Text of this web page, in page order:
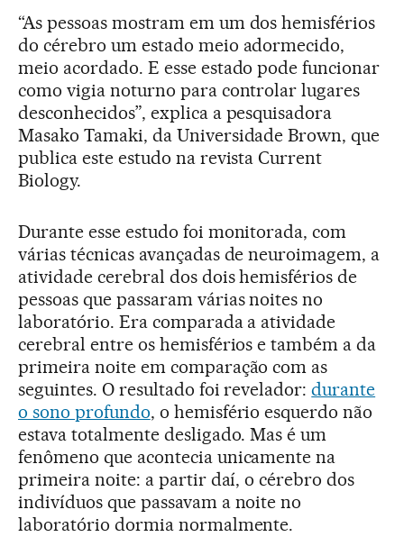
“As pessoas mostram em um dos hemisférios
do cérebro um estado meio adormecido,
meio acordado. E esse estado pode funcionar
como vigia noturno para controlar lugares
desconhecidos”, explica a pesquisadora
Masako Tamaki, da Universidade Brown, que
publica este estudo na revista Current
Biology.
Durante esse estudo foi monitorada, com
várias técnicas avançadas de neuroimagem, a
atividade cerebral dos dois hemisférios de
pessoas que passaram várias noites no
laboratório. Era comparada a atividade
cerebral entre os hemisférios e também a da
primeira noite em comparação com as
seguintes. O resultado foi revelador:durante
o sono profundo, o hemisfério esquerdo não
estava totalmente desligado. Mas é um
fenômeno que acontecia unicamente na
primeira noite: a partir daí, o cérebro dos
indivíduos que passavam a noite no
laboratório dormia normalmente.